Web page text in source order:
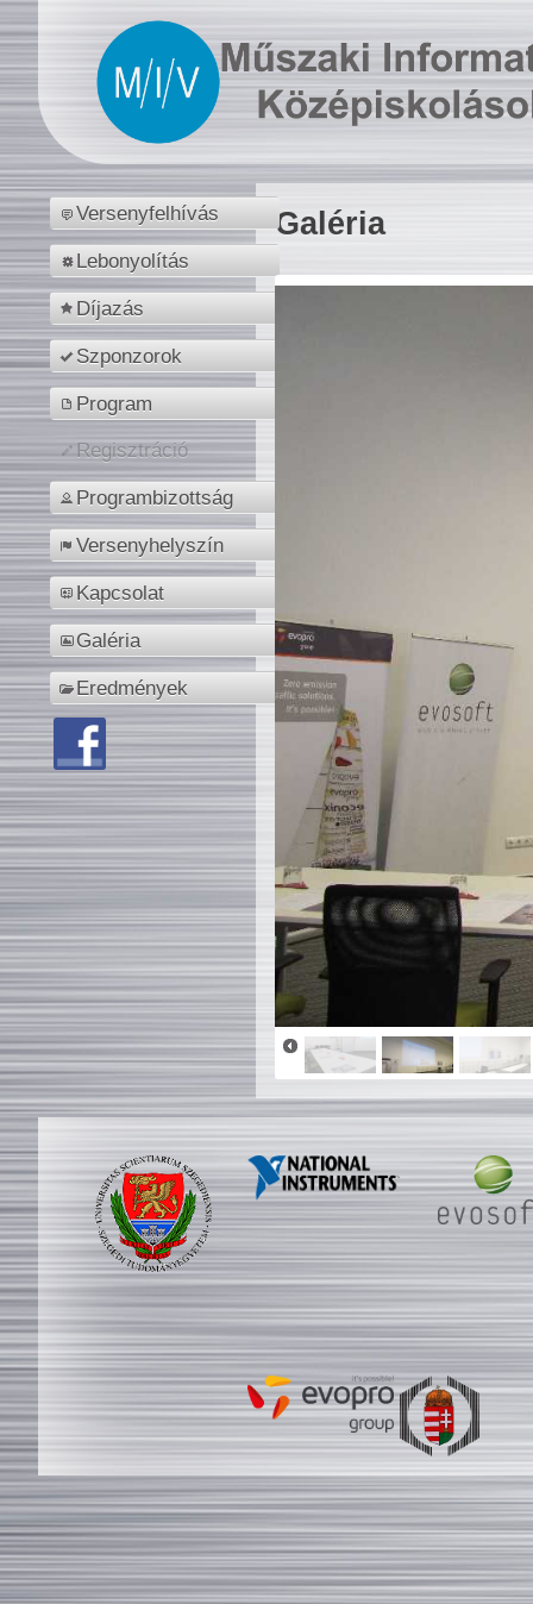
Versenyfelhívás
Lebonyolítás
Díjazás
Szponzorok
Program
Regisztráció
Programbizottság
Versenyhelyszín
Kapcsolat
Galéria
Eredmények
Galéria